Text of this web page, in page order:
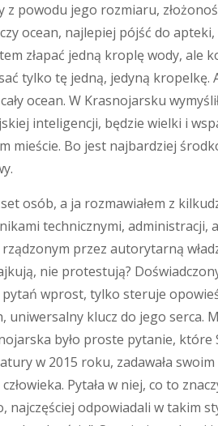
powodu jego rozmiaru,
ocean, najlepiej pójść do
złapać jedną kroplę wody, ale
tylko tę jedną, jedyną
ocean. W Krasnojarsku
inteligencji, będzie wielki i
mieście. Bo jest najbardziej
osób, a ja rozmawiałem z
technicznymi, administracji,
przez autorytarną
nie protestują?
wprost, tylko steruje
uniwersalny klucz do jego serca.
było proste pytanie, które
w 2015 roku, zadawała
Pytała w niej, co to
najczęściej odpowiadali w takim